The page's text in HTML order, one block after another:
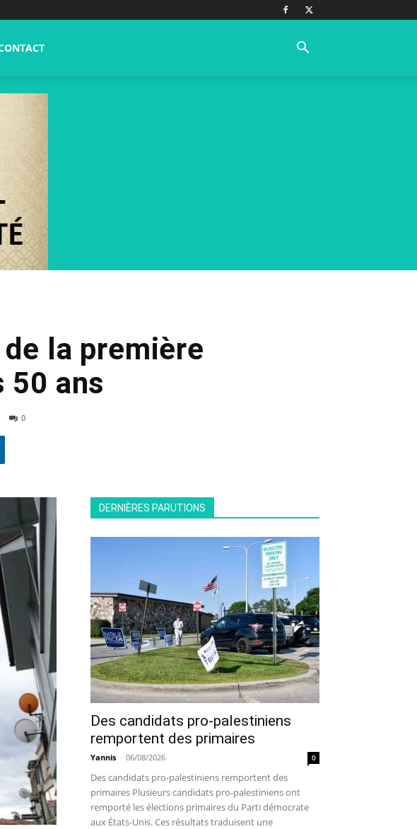
la première
50 ans
0
DERNIÈRES PARUTIONS
Des candidats pro-palestiniens
remportent des primaires
Yannis - 06/08/2026 0
Des candidats pro-palestiniens remportent des
primaires Plusieurs candidats pro-palestiniens ont
remporté les élections primaires du Parti démocrate
aux États-Unis. Ces résultats traduisent une